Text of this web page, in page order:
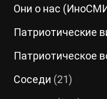
Они о нас
Патриотические
Патриотическое
Соседи (21)